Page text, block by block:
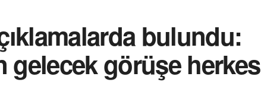
bulundu:
gelecek görüşe herkes